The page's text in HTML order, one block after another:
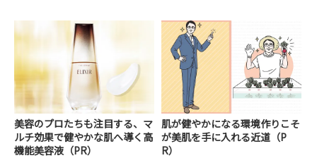
美容のプロたちも注目する、マ
ルチ効果で健やかな肌へ導く高
機能美容液（PR）
肌が健やかになる環境作りこそ
が美肌を手に入れる近道（P
R）